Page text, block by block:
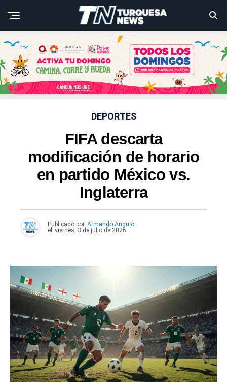
DEPORTES
FIFA descarta
modificación de horario
en partido México vs.
Inglaterra
Publicado por Armando Angulo
el viernes, 3 de julio de 2026